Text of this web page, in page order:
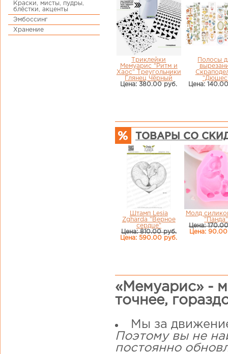
Краски, мисты, пудры,
блёстки, акценты
Эмбоссинг
Хранение
Триклейки
Мемуарис "Ритм и
Хаос" Треугольники
Глянец Чёрный
Цена: 380.00 руб.
Полосы
Цена:
ТОВАРЫ СО
Штамп Lesia
Zgharda "Верное
сердце"
Цена: 810.00 руб.
Цена: 590.00 руб.
Молд
"Панда"
Цена:
Цена:
«Мемуарис» -
точнее,
Мы за
Поэтому вы не
постоянно